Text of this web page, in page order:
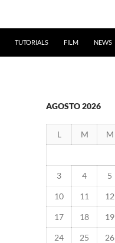
TUTORIALS FILM NEWS
AGOSTO 2026
L M M
3 4 5
10 11 12
17 18 19
24 25 26